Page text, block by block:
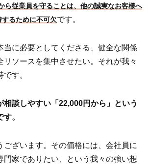
ら従業員を守ることは、他の誠実なお客様へ
るために不可欠です。
当に必要としてくださる、健全な関係
リソースを集中させたい。それが我々
す。
談しやすい「22,000円から」という
。
ございます。その価格には、会社員に
門家でありたい、という我々の強い想